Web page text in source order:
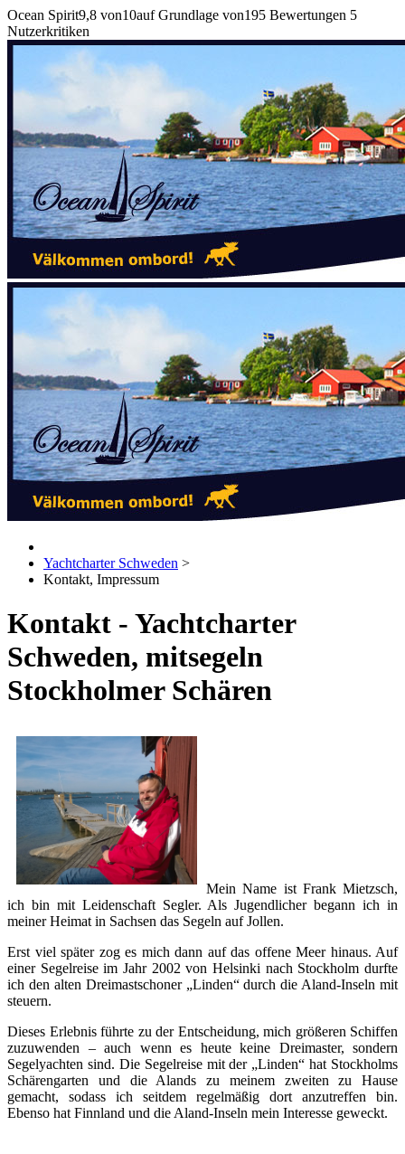
Ocean Spirit9,8 von10auf Grundlage von195 Bewertungen 5
Nutzerkritiken
Yachtcharter Schweden >
Kontakt, Impressum
Kontakt - Yachtcharter
Schweden, mitsegeln
Stockholmer Schären
Mein Name ist Frank Mietzsch,
ich bin mit Leidenschaft Segler. Als Jugendlicher begann ich in
meiner Heimat in Sachsen das Segeln auf Jollen.
Erst viel später zog es mich dann auf das offene Meer hinaus. Auf
einer Segelreise im Jahr 2002 von Helsinki nach Stockholm durfte
ich den alten Dreimastschoner „Linden“ durch die Aland-Inseln mit
steuern.
Dieses Erlebnis führte zu der Entscheidung, mich größeren Schiffen
zuzuwenden – auch wenn es heute keine Dreimaster, sondern
Segelyachten sind. Die Segelreise mit der „Linden“ hat Stockholms
Schärengarten und die Alands zu meinem zweiten zu Hause
gemacht, sodass ich seitdem regelmäßig dort anzutreffen bin.
Ebenso hat Finnland und die Aland-Inseln mein Interesse geweckt.